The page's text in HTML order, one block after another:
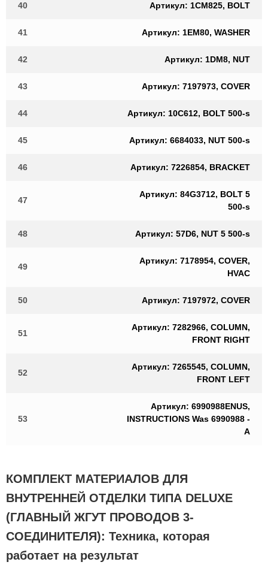
40 Артикул: 1CM825, BOLT
41 Артикул: 1EM80, WASHER
42 Артикул: 1DM8, NUT
43 Артикул: 7197973, COVER
44 Артикул: 10C612, BOLT 500-s
45 Артикул: 6684033, NUT 500-s
46 Артикул: 7226854, BRACKET
47
Артикул: 84G3712, BOLT 5
500-s
48 Артикул: 57D6, NUT 5 500-s
49
Артикул: 7178954, COVER,
HVAC
50 Артикул: 7197972, COVER
51
Артикул: 7282966, COLUMN,
FRONT RIGHT
52
Артикул: 7265545, COLUMN,
FRONT LEFT
53
Артикул: 6990988ENUS,
INSTRUCTIONS Was 6990988 -
A
КОМПЛЕКТ МАТЕРИАЛОВ ДЛЯ
ВНУТРЕННЕЙ ОТДЕЛКИ ТИПА DELUXE
(ГЛАВНЫЙ ЖГУТ ПРОВОДОВ 3-
СОЕДИНИТЕЛЯ): Техника, которая
работает на результат